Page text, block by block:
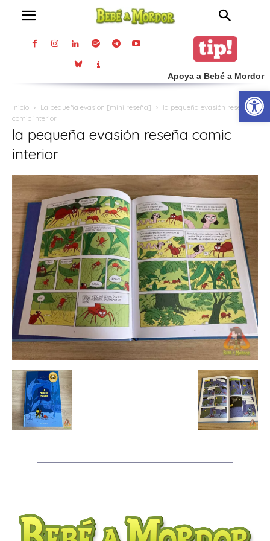
Apoya a Bebé a Mordor
Inicio La pequeña evasión [mini reseña]
la pequeña evasión reseña
comic interior
la pequeña evasión reseña comic
interior